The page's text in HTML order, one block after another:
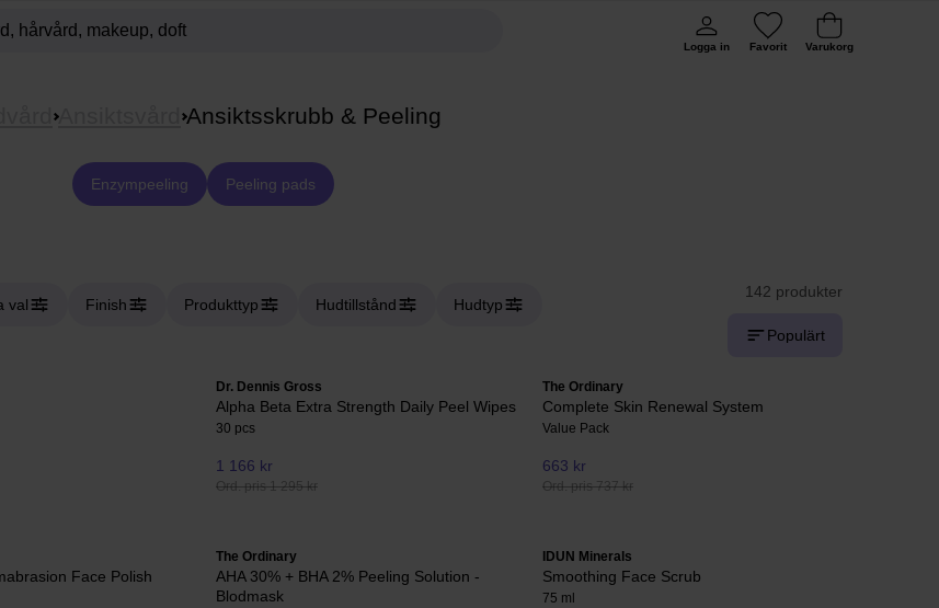
Logga in Favorit Varukorg
Ansiktsvård Ansiktsskrubb & Peeling
Enzympeeling Peeling pads
val Finish Produkttyp Hudtillstånd Hudtyp
142 produkter
Populärt
Dr. Dennis Gross
Alpha Beta Extra Strength Daily Peel Wipes
30 pcs
1 166 kr
Ord. pris 1 295 kr
The Ordinary
Complete Skin Renewal System
Value Pack
663 kr
Ord. pris 737 kr
Face Polish
The Ordinary
AHA 30% + BHA 2% Peeling Solution -
Blodmask
IDUN Minerals
Smoothing Face Scrub
75 ml